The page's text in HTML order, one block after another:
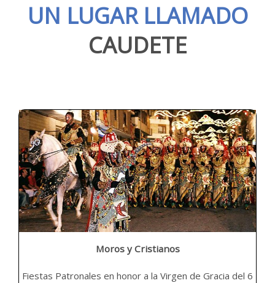
UN LUGAR LLAMADO
CAUDETE
Moros y Cristianos
Fiestas Patronales en honor a la Virgen de Gracia del 6